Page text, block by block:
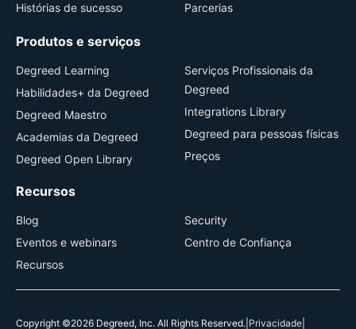
Histórias de sucesso
Parcerias
Produtos e serviços
Degreed Learning
Habilidades+ da Degreed
Degreed Maestro
Academias da Degreed
Degreed Open Library
Serviços Profissionais da
Degreed
Integrations Library
Degreed para pessoas físicas
Preços
Recursos
Blog
Eventos e webinars
Recursos
Security
Centro de Confiança
Copyright ©2026 Degreed, Inc. All Rights Reserved. Privacidade